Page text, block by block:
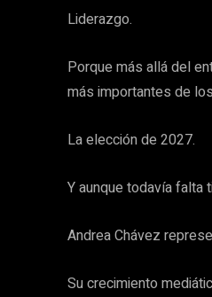
Liderazgo.
Porque más allá del
más importantes de
La elección de 2027.
Y aunque todavía falta
Andrea Chávez
Su crecimiento